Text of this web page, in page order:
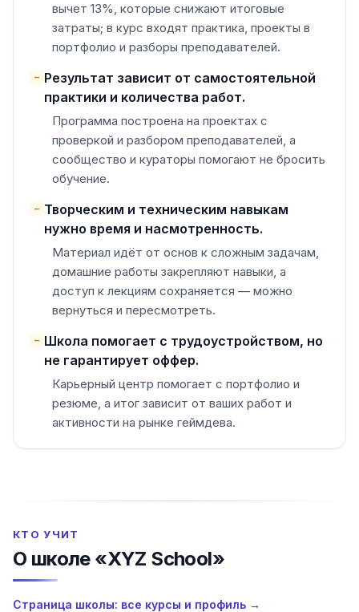
вычет 13%, которые снижают итоговые
затраты; в курс входят практика, проекты в
портфолио и разборы преподавателей.
− Результат зависит от самостоятельной
практики и количества работ.
Программа построена на проектах с
проверкой и разбором преподавателей, а
сообщество и кураторы помогают не бросить
обучение.
− Творческим и техническим навыкам
нужно время и насмотренность.
Материал идёт от основ к сложным задачам,
домашние работы закрепляют навыки, а
доступ к лекциям сохраняется — можно
вернуться и пересмотреть.
− Школа помогает с трудоустройством, но
не гарантирует оффер.
Карьерный центр помогает с портфолио и
резюме, а итог зависит от ваших работ и
активности на рынке геймдева.
КТО УЧИТ
О школе «XYZ School»
Страница школы: все курсы и профиль →